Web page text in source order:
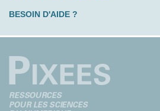
BESOIN D'AIDE ?